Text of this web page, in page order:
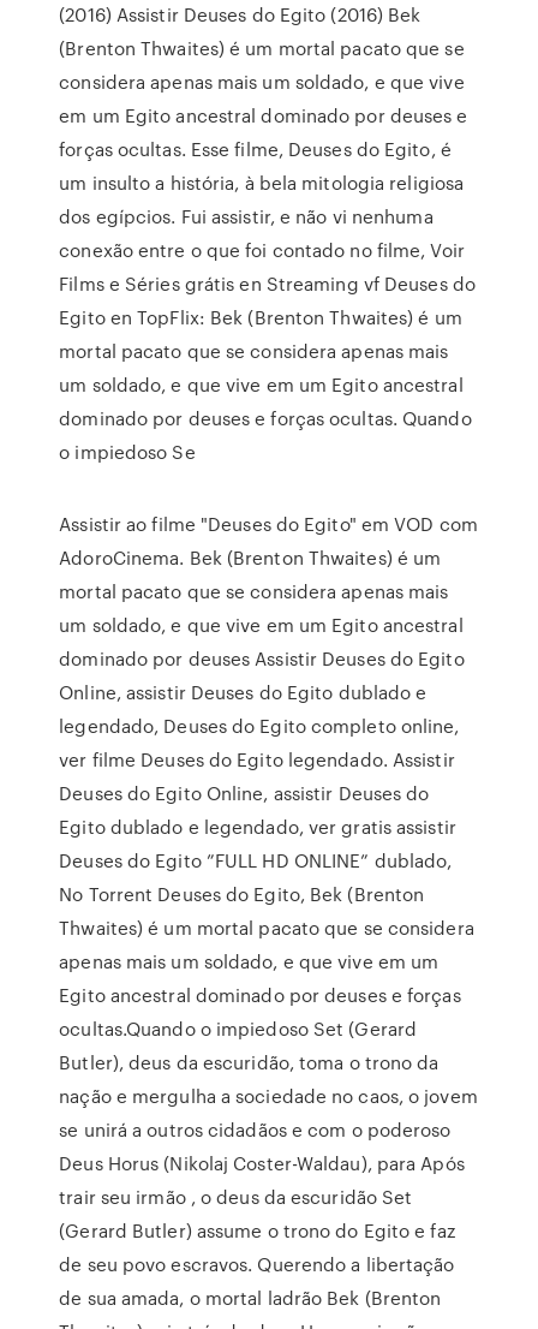
(2016) Assistir Deuses do Egito (2016) Bek
(Brenton Thwaites) é um mortal pacato que se
considera apenas mais um soldado, e que vive
em um Egito ancestral dominado por deuses e
forças ocultas. Esse filme, Deuses do Egito, é
um insulto a história, à bela mitologia religiosa
dos egípcios. Fui assistir, e não vi nenhuma
conexão entre o que foi contado no filme, Voir
Films e Séries grátis en Streaming vf Deuses do
Egito en TopFlix: Bek (Brenton Thwaites) é um
mortal pacato que se considera apenas mais
um soldado, e que vive em um Egito ancestral
dominado por deuses e forças ocultas. Quando
o impiedoso Se
Assistir ao filme "Deuses do Egito" em VOD com
AdoroCinema. Bek (Brenton Thwaites) é um
mortal pacato que se considera apenas mais
um soldado, e que vive em um Egito ancestral
dominado por deuses Assistir Deuses do Egito
Online, assistir Deuses do Egito dublado e
legendado, Deuses do Egito completo online,
ver filme Deuses do Egito legendado. Assistir
Deuses do Egito Online, assistir Deuses do
Egito dublado e legendado, ver gratis assistir
Deuses do Egito ”FULL HD ONLINE” dublado,
No Torrent Deuses do Egito, Bek (Brenton
Thwaites) é um mortal pacato que se considera
apenas mais um soldado, e que vive em um
Egito ancestral dominado por deuses e forças
ocultas.Quando o impiedoso Set (Gerard
Butler), deus da escuridão, toma o trono da
nação e mergulha a sociedade no caos, o jovem
se unirá a outros cidadãos e com o poderoso
Deus Horus (Nikolaj Coster-Waldau), para Após
trair seu irmão , o deus da escuridão Set
(Gerard Butler) assume o trono do Egito e faz
de seu povo escravos. Querendo a libertação
de sua amada, o mortal ladrão Bek (Brenton